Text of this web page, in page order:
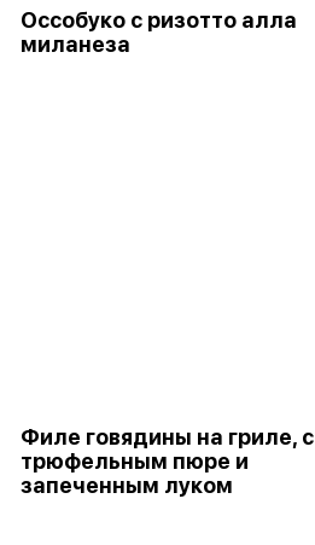
Оссобуко с ризотто алла
миланеза
Филе говядины на гриле, с
трюфельным пюре и
запеченным луком